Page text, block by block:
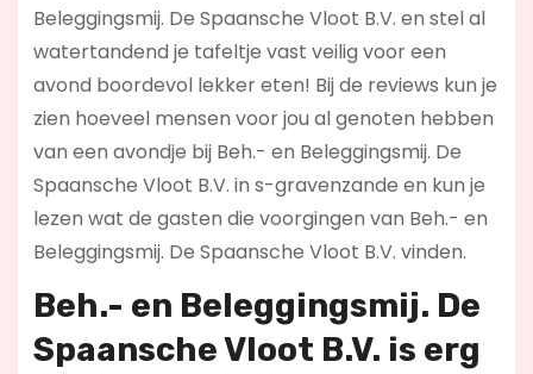
Beleggingsmij. De Spaansche Vloot B.V. en stel al
watertandend je tafeltje vast veilig voor een
avond boordevol lekker eten! Bij de reviews kun je
zien hoeveel mensen voor jou al genoten hebben
van een avondje bij Beh.- en Beleggingsmij. De
Spaansche Vloot B.V. in s-gravenzande en kun je
lezen wat de gasten die voorgingen van Beh.- en
Beleggingsmij. De Spaansche Vloot B.V. vinden.
Beh.- en Beleggingsmij. De
Spaansche Vloot B.V. is erg